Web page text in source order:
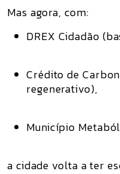
Mas agora, com:
DREX Cidadão
Crédito de
regenerativo),
Município
a cidade volta a ter